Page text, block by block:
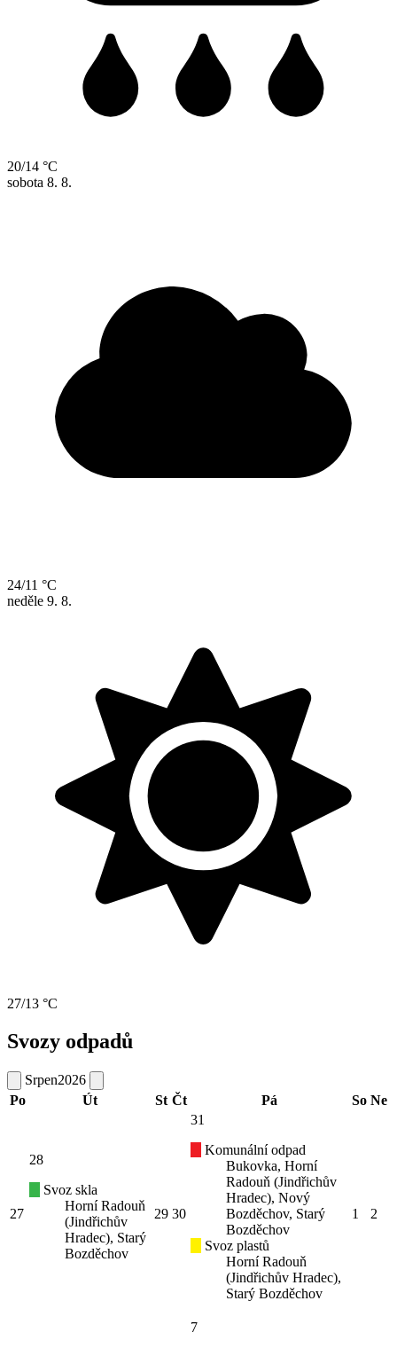
20/14 °C
sobota 8. 8.
24/11 °C
neděle 9. 8.
27/13 °C
Svozy odpadů
Srpen2026
Po
Út St Čt Pá So Ne
27
28
Svoz skla
Horní Radouň
(Jindřichův
Hradec), Starý
Bozděchov
29 30
31
Komunální odpad
Bukovka, Horní
Radouň (Jindřichův
Hradec), Nový
Bozděchov, Starý
Bozděchov
Svoz plastů
Horní Radouň
(Jindřichův Hradec),
Starý Bozděchov
1 2
7